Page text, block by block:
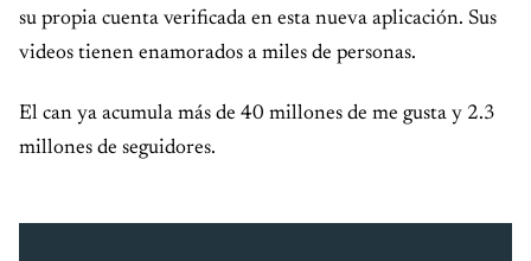
su propia cuenta verificada en esta nueva aplicación. Sus
videos tienen enamorados a miles de personas.
El can ya acumula más de 40 millones de me gusta y 2.3
millones de seguidores.